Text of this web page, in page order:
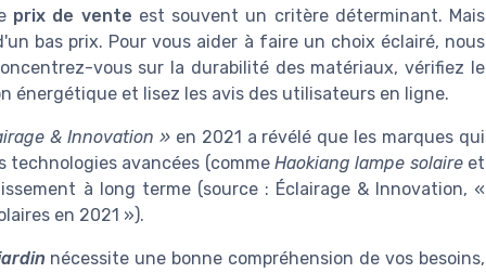
prix de vente est souvent un critère déterminant. Mais
bas prix. Pour vous aider à faire un choix éclairé, nous
vous sur la durabilité des matériaux, vérifiez le
énergétique et lisez les avis des utilisateurs en ligne.
& Innovation »en 2021 a révélé que les marques qui
technologies avancées (commeHaokiang lampe solaireet
à long terme (source : Éclairage & Innovation, «
en 2021 »).
nécessite une bonne compréhension de vos besoins,